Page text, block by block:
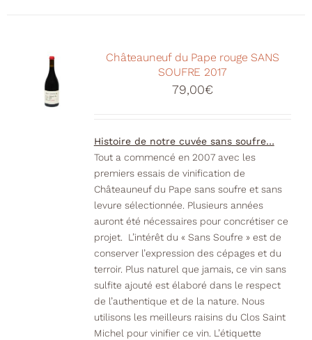
Châteauneuf du Pape rouge SANS
SOUFRE 2017
79,00€
Histoire de notre cuvée sans soufre…
Tout a commencé en 2007 avec les
premiers essais de vinification de
Châteauneuf du Pape sans soufre et sans
levure sélectionnée. Plusieurs années
auront été nécessaires pour concrétiser ce
projet. L’intérêt du « Sans Soufre » est de
conserver l’expression des cépages et du
terroir. Plus naturel que jamais, ce vin sans
sulfite ajouté est élaboré dans le respect
de l’authentique et de la nature. Nous
utilisons les meilleurs raisins du Clos Saint
Michel pour vinifier ce vin. L’étiquette